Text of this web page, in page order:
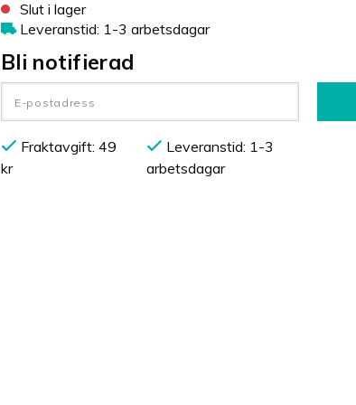
Slut i lager
Leveranstid: 1-3 arbetsdagar
Bli notifierad
Fraktavgift: 49
kr
Leveranstid: 1-3
arbetsdagar